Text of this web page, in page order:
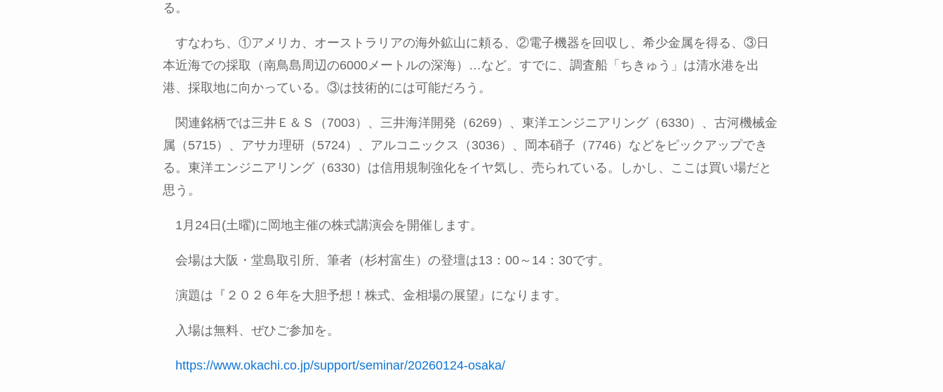
る。
すなわち、①アメリカ、オーストラリアの海外鉱山に頼る、②電子機器を回収し、希少金属を得る、③日
本近海での採取（南鳥島周辺の6000メートルの深海）…など。すでに、調査船「ちきゅう」は清水港を出
港、採取地に向かっている。③は技術的には可能だろう。
関連銘柄では三井Ｅ＆Ｓ（ 7003）、三井海洋開発（ 6269 ）、東洋エンジニアリング（ 6330）、古河機械金
属（ 5715）、アサカ理研（ 5724）、アルコニックス（ 3036）、岡本硝子（ 7746）などをピックアップでき
る。東洋エンジニアリング（ 6330）は信用規制強化をイヤ気し、売られている。しかし、ここは買い場だと
思う。
1月 24 日 (土曜)に岡地主催の株式講演会を開催します。
会場は大阪・堂島取引所、筆者（杉村富生）の登壇は13 ： 00～ 14 ： 30です。
演題は『２０２６年を大胆予想！株式、金相場の展望』になります。
入場は無料、ぜひご参加を。
https://www.okachi.co.jp/support/seminar/20260124-osaka/